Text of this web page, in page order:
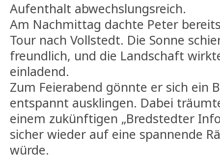
Aufenthalt abwechslungsreich.
Am Nachmittag dachte Peter
Tour nach Vollstedt. Die Sonne
freundlich, und die Landschaft
einladend.
Zum Feierabend gönnte er sich ein
entspannt ausklingen. Dabei
einem zukünftigen „Bredstedter
sicher wieder auf eine spannende
würde.